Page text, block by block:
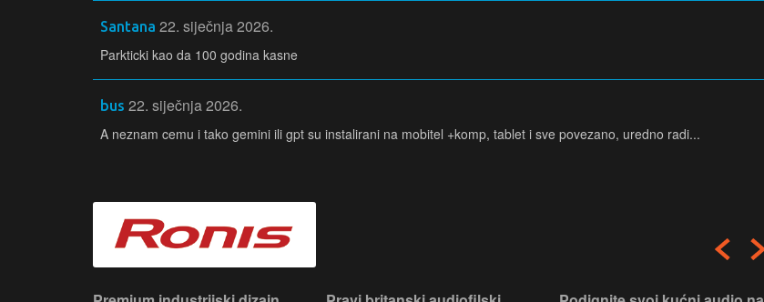
Santana 22. siječnja 2026.
Parkticki kao da 100 godina kasne
bus 22. siječnja 2026.
A neznam cemu i tako gemini ili gpt su instalirani na mobitel +komp, tablet i sve povezano, uredno radi...